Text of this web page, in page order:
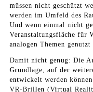
müssen nicht geschützt
werden im Umfeld des
Und wenn einmal nicht
Veranstaltungsfläche für
analogen Themen genutzt
Damit nicht genug: Die
Grundlage, auf der
entwickelt werden
VR-Brillen (Virtual